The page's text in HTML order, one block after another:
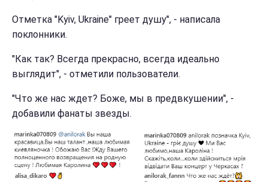
Отметка "Kyiv, Ukraine" греет душу", - написала
поклонники.
"Как так? Всегда прекрасно, всегда идеально
выглядит", - отметили пользователи.
"Что же нас ждет? Боже, мы в предвкушении", -
добавили фанаты звезды.